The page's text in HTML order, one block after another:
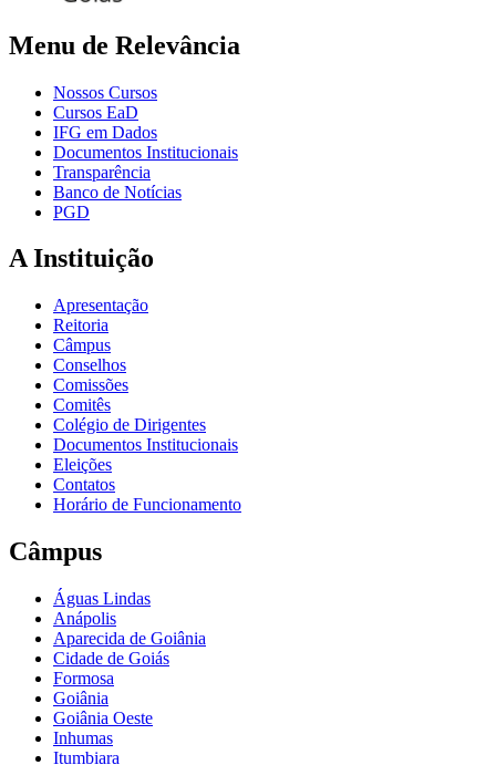
Menu de Relevância
Nossos Cursos
Cursos EaD
IFG em Dados
Documentos Institucionais
Transparência
Banco de Notícias
PGD
A Instituição
Apresentação
Reitoria
Câmpus
Conselhos
Comissões
Comitês
Colégio de Dirigentes
Documentos Institucionais
Eleições
Contatos
Horário de Funcionamento
Câmpus
Águas Lindas
Anápolis
Aparecida de Goiânia
Cidade de Goiás
Formosa
Goiânia
Goiânia Oeste
Inhumas
Itumbiara